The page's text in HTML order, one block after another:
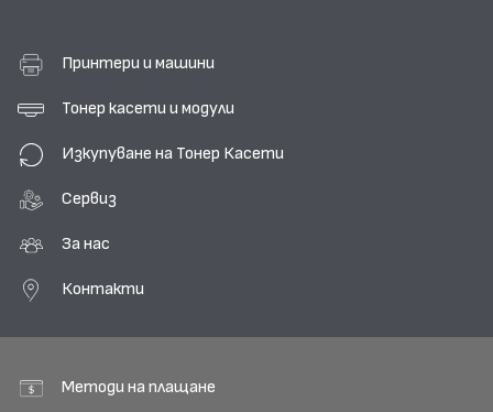
Принтери и машини
Тонер касети и модули
Изкупуване на Тонер Касети
Сервиз
За нас
Контакти
Методи на плащане